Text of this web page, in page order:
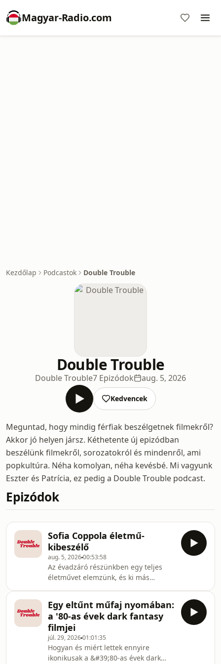
Magyar-Radio.com
Kezdőlap Podcastok Double Trouble
Double Trouble
Double Trouble7 Epizódok aug. 5, 2026
Kedvencek
Meguntad, hogy mindig férfiak beszélgetnek filmekről?
Akkor jó helyen jársz. Kéthetente új epizódban
beszélünk filmekről, sorozatokról és mindenről, ami
popkultúra. Néha komolyan, néha kevésbé. Mi vagyunk
Eszter és Patrícia, ez pedig a Double Trouble podcast.
Epizódok
Sofia Coppola életmű-
kibeszélő
aug. 5, 202600:53:58
Az évadzáró részünkben egy teljes
életművet elemzünk, és ki más
több is mindkettőnknek meghatározó
volt, és most nagyon jól esett
újralátogatni ezeket az élményeket.
Mitől lesz Sofia Coppolás egy film, mik
a főbb stílusjegyei, mit gondolunk
arról, amilyen témákat és
Egy eltűnt műfaj nyomában:
a '80-as évek dark fantasy
filmjei
júl. 29, 202601:01:35
Hogyan és miért lettek ennyire
ikonikusak a &#39;80-as évek dark